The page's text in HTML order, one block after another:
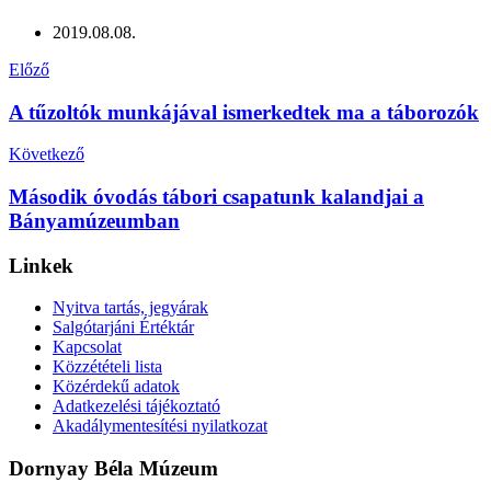
2019.08.08.
Előző
A tűzoltók munkájával ismerkedtek ma a táborozók
Következő
Második óvodás tábori csapatunk kalandjai a
Bányamúzeumban
Linkek
Nyitva tartás, jegyárak
Salgótarjáni Értéktár
Kapcsolat
Közzétételi lista
Közérdekű adatok
Adatkezelési tájékoztató
Akadálymentesítési nyilatkozat
Dornyay Béla Múzeum